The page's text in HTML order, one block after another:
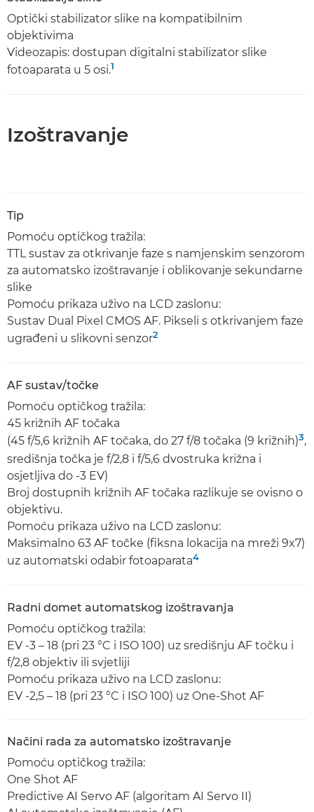
Optički stabilizator slike na kompatibilnim
objektivima
Videozapis: dostupan digitalni stabilizator slike
fotoaparata u 5 osi.1
Izoštravanje
Tip
Pomoću optičkog tražila:
TTL sustav za otkrivanje faze s namjenskim senzorom
za automatsko izoštravanje i oblikovanje sekundarne
slike
Pomoću prikaza uživo na LCD zaslonu:
Sustav Dual Pixel CMOS AF. Pikseli s otkrivanjem faze
ugrađeni u slikovni senzor2
AF sustav/točke
Pomoću optičkog tražila:
45 križnih AF točaka
(45 f/5,6 križnih AF točaka, do 27 f/8 točaka (9 križnih)3,
središnja točka je f/2,8 i f/5,6 dvostruka križna i
osjetljiva do -3 EV)
Broj dostupnih križnih AF točaka razlikuje se ovisno o
objektivu.
Pomoću prikaza uživo na LCD zaslonu:
Maksimalno 63 AF točke (fiksna lokacija na mreži 9x7)
uz automatski odabir fotoaparata4
Radni domet automatskog izoštravanja
Pomoću optičkog tražila:
EV -3 – 18 (pri 23 °C i ISO 100) uz središnju AF točku i
f/2,8 objektiv ili svjetliji
Pomoću prikaza uživo na LCD zaslonu:
EV -2,5 – 18 (pri 23 °C i ISO 100) uz One-Shot AF
Načini rada za automatsko izoštravanje
Pomoću optičkog tražila:
One Shot AF
Predictive AI Servo AF (algoritam AI Servo II)